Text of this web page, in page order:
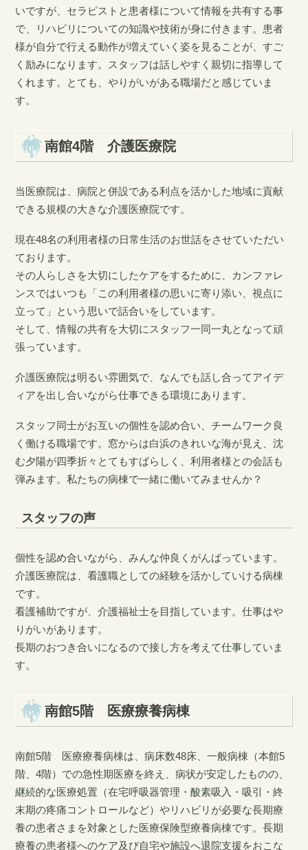
いですが、セラピストと患者様について情報を共有する事
で、リハビリについての知識や技術が身に付きます。患者
様が自分で行える動作が増えていく姿を見ることが、すご
く励みになります。スタッフは話しやすく親切に指導して
くれます。とても、やりがいがある職場だと感じていま
す。
南館4階 介護医療院
当医療院は、病院と併設である利点を活かした地域に貢献
できる規模の大きな介護医療院です。
現在48名の利用者様の日常生活のお世話をさせていただい
ております。
その人らしさを大切にしたケアをするために、カンファレ
ンスではいつも「この利用者様の思いに寄り添い、視点に
立って」という思いで話合いをしています。
そして、情報の共有を大切にスタッフ一同一丸となって頑
張っています。
介護医療院は明るい雰囲気で、なんでも話し合ってアイデ
ィアを出し合いながら仕事できる環境にあります。
スタッフ同士がお互いの個性を認め合い、チームワーク良
く働ける職場です。窓からは白浜のきれいな海が見え、沈
む夕陽が四季折々とてもすばらしく、利用者様との会話も
弾みます。私たちの病棟で一緒に働いてみませんか？
スタッフの声
個性を認め合いながら、みんな仲良くがんばっています。
介護医療院は、看護職としての経験を活かしていける病棟
です。
看護補助ですが、介護福祉士を目指しています。仕事はや
りがいがあります。
長期のおつき合いになるので接し方を考えて仕事していま
す。
南館5階 医療療養病棟
南館5階 医療療養病棟は、病床数48床、一般病棟（本館5
階、4階）での急性期医療を終え、病状が安定したものの、
継続的な医療処置（在宅呼吸器管理・酸素吸入・吸引・終
末期の疼痛コントロールなど）やリハビリが必要な長期療
養の患者さまを対象とした医療保険型療養病棟です。長期
療養の患者様へのケア及び自宅や施設へ退院支援をおこな